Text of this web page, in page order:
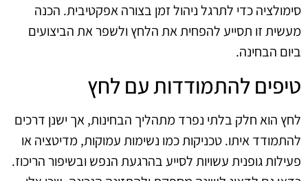
סימולציה כדי לתרגל ניהול זמן בצורה אפקטיבית. הכנה
מעשית זו תסייע להפחית את הלחץ ולשפר את הביצועים
ביום הבחינה.
טיפים להתמודדות עם לחץ
לחץ הוא חלק בלתי נפרד מתהליך הבחינות, אך ישנן דרכים
להתמודד איתו. טכניקות כמו נשימות עמוקות, מדיטציה או
פעילות גופנית עשויות לסייע בהרגעת הנפש ובשיפור הריכוז.